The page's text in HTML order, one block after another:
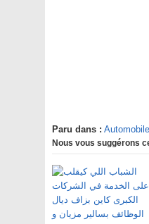
Paru dans : Automobile
Nous vous suggérons